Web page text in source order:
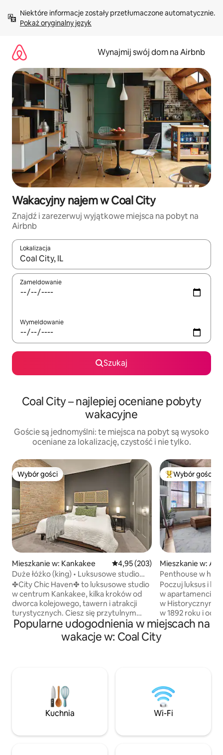
treści Pokaż oryginalny język
Wynajmij swój dom na Airbnb
Wakacyjny najem w Coal City
Znajdź i zarezerwuj wyjątkowe miejsca na pobyt na
Airbnb
Lokalizacja
Gdy wyniki będą dostępne, możesz poruszać się po nich za
Zameldowanie
Wymeldowanie
Szukaj
Coal City – najlepiej oceniane pobyty
wakacyjne
Goście są jednomyślni: te miejsca na pobyt są wysoko
oceniane za lokalizację, czystość i nie tylko.
Wybór gości
Wybór gości
Mieszkanie w: Kankakee Średnia ocena: 4,95 na 5, liczba
4,95 (203)
Duże łóżko (king) • Luksusowe studio
w stylu boho • Miejska oaza
✤City Chic Haven✤ to luksusowe studio
w centrum Kankakee, kilka kroków od
dworca kolejowego, tawern i atrakcji
turystycznych. Ciesz się przytulnym
łóżkiem typu king, szybkim Wi-Fi,
bezpłatnym barem z kawą/herbatą,
zaopatrzoną kuchnią i 55-calowym
spaceru od lokalnych kawiarni, tawern
i miejsca do rzucania toporem ✶ 0,3 mili
od St. Mary's Hospital ✶ 1,3 mili od
Riverside Medical Center ✶ 2,9 mili do
lotniska Midway
Wybór gości
Mieszkanie w:
Penthouse w
Poczuj luksus i
w apartamencie
w Historycznym Hobbs.
w 1892 roku i
ten nowy
sypialnią oferuje
panoramę Aurory. Przygotuj
na wygodnej
na dużym
w pluszowym
miejskie miejsce
i rozrywki.
Popularne udogodnienia w miejscach na
wakacje w: Coal City
Kuchnia Wi-Fi